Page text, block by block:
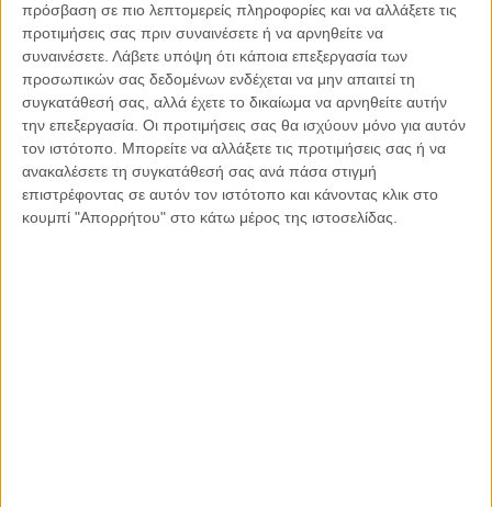
πρόσβαση σε πιο λεπτομερείς πληροφορίες και να αλλάξετε τις
προτιμήσεις σας πριν συναινέσετε ή να αρνηθείτε να
συναινέσετε. Λάβετε υπόψη ότι κάποια επεξεργασία των
προσωπικών σας δεδομένων ενδέχεται να μην απαιτεί τη
συγκατάθεσή σας, αλλά έχετε το δικαίωμα να αρνηθείτε αυτήν
την επεξεργασία. Οι προτιμήσεις σας θα ισχύουν μόνο για αυτόν
τον ιστότοπο. Μπορείτε να αλλάξετε τις προτιμήσεις σας ή να
ανακαλέσετε τη συγκατάθεσή σας ανά πάσα στιγμή
επιστρέφοντας σε αυτόν τον ιστότοπο και κάνοντας κλικ στο
κουμπί "Απορρήτου" στο κάτω μέρος της ιστοσελίδας.
Στην εποχή της κατανόησης της πληροφορίας
Ζούμε σε μια παράδοξη εποχή. Ποτέ άλλοτε στην ιστορία της
ανθρωπότητας δεν είχαμε πρόσβαση σε τόση πληροφορία. Μέσα σε
λίγα..